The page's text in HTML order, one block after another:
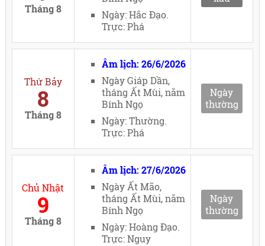
Tháng 8
Ngày: Hắc Đạo.
Trực: Phá
Thứ Bảy
8
Tháng 8
Âm lịch: 26/6/2026
Ngày Giáp Dần,
tháng Ất Mùi, năm
Bính Ngọ
Ngày: Thường.
Trực: Phá
Ngày
thường
Chủ Nhật
9
Tháng 8
Âm lịch: 27/6/2026
Ngày Ất Mão,
tháng Ất Mùi, năm
Bính Ngọ
Ngày: Hoàng Đạo.
Trực: Nguy
Ngày
thường